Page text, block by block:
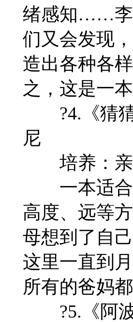
绪感知……李
们又会发现
造出各种各
之，这是一
?4.《猜猜
尼
培养：亲
一本适合
高度、远等
母想到了自
这里一直到
所有的爸妈
?5.《阿波